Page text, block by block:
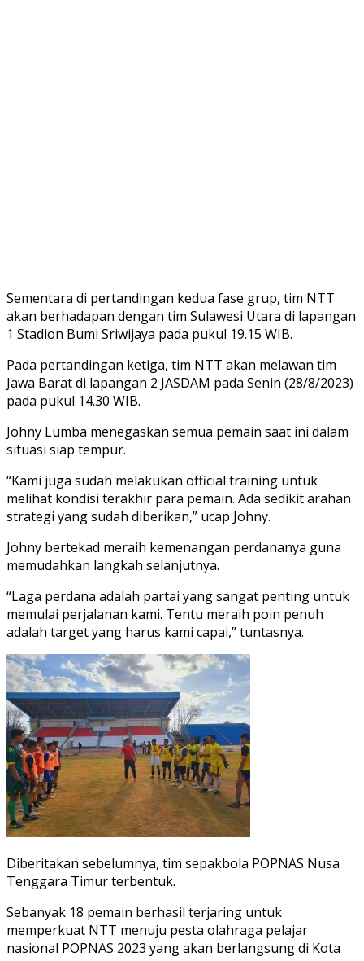
Sementara di pertandingan kedua fase grup, tim NTT
akan berhadapan dengan tim Sulawesi Utara di lapangan
1 Stadion Bumi Sriwijaya pada pukul 19.15 WIB.
Pada pertandingan ketiga, tim NTT akan melawan tim
Jawa Barat di lapangan 2 JASDAM pada Senin (28/8/2023)
pada pukul 14.30 WIB.
Johny Lumba menegaskan semua pemain saat ini dalam
situasi siap tempur.
“Kami juga sudah melakukan official training untuk
melihat kondisi terakhir para pemain. Ada sedikit arahan
strategi yang sudah diberikan,” ucap Johny.
Johny bertekad meraih kemenangan perdananya guna
memudahkan langkah selanjutnya.
“Laga perdana adalah partai yang sangat penting untuk
memulai perjalanan kami. Tentu meraih poin penuh
adalah target yang harus kami capai,” tuntasnya.
Diberitakan sebelumnya, tim sepakbola POPNAS Nusa
Tenggara Timur terbentuk.
Sebanyak 18 pemain berhasil terjaring untuk
memperkuat NTT menuju pesta olahraga pelajar
nasional POPNAS 2023 yang akan berlangsung di Kota